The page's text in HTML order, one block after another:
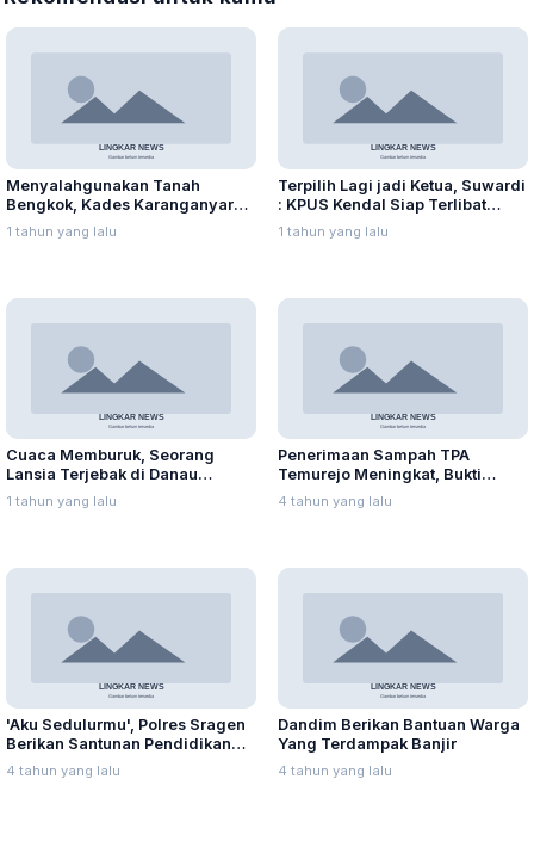
Menyalahgunakan Tanah
Bengkok, Kades Karanganyar
Ditangkap Kejari
1 tahun yang lalu
Terpilih Lagi jadi Ketua, Suwardi
: KPUS Kendal Siap Terlibat
Suplai Telur untuk MBG
1 tahun yang lalu
Cuaca Memburuk, Seorang
Lansia Terjebak di Danau
Rawapening Saat Mencari
Enceng Gondok
1 tahun yang lalu
Penerimaan Sampah TPA
Temurejo Meningkat, Bukti
Masyarakat Blora Peduli
Kebersihan
4 tahun yang lalu
'Aku Sedulurmu', Polres Sragen
Berikan Santunan Pendidikan
Anak Yatim Piatu
4 tahun yang lalu
Dandim Berikan Bantuan Warga
Yang Terdampak Banjir
4 tahun yang lalu